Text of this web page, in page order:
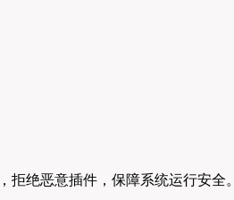
拒绝恶意插件，保障系统运行安全。